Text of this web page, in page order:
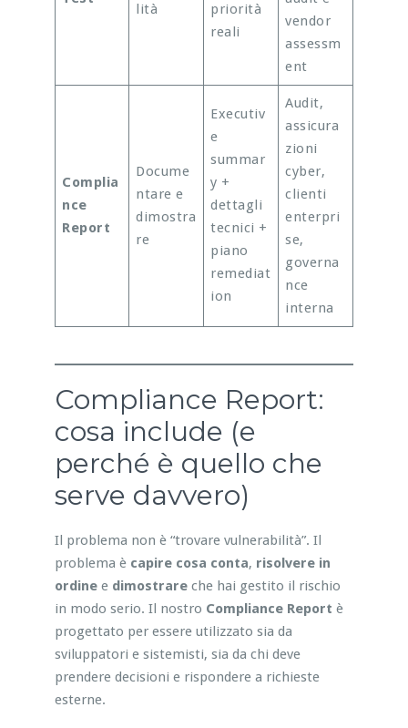
lità
priorità
reali
vendor
assessm
ent
Complia
nce
Report
Docume
ntare e
dimostra
re
Executiv
e
summar
y +
dettagli
tecnici +
piano
remediat
ion
Audit,
assicura
zioni
cyber,
clienti
enterpri
se,
governa
nce
interna
Compliance Report:
cosa include (e
perché è quello che
serve davvero)
Il problema non è “trovare vulnerabilità”. Il
problema è capire cosa conta, risolvere in
ordinee dimostrareche hai gestito il rischio
in modo serio. Il nostro Compliance Report è
progettato per essere utilizzato sia da
sviluppatori e sistemisti, sia da chi deve
prendere decisioni e rispondere a richieste
esterne.